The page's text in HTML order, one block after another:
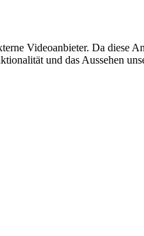
Videoanbieter. Da diese
und das Aussehen